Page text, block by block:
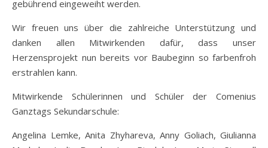
gebührend eingeweiht werden.
Wir freuen uns über die zahlreiche Unterstützung und
danken allen Mitwirkenden dafür, dass unser
Herzensprojekt nun bereits vor Baubeginn so farbenfroh
erstrahlen kann.
Mitwirkende Schülerinnen und Schüler der Comenius
Ganztags Sekundarschule:
Angelina Lemke, Anita Zhyhareva, Anny Goliach, Giulianna